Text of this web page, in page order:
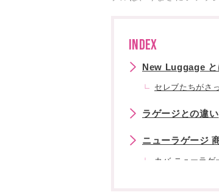
INDEX
New Luggage
セレブたちがさ
ラゲージとの違い
ニューラゲージ
カバ ニューラゲ